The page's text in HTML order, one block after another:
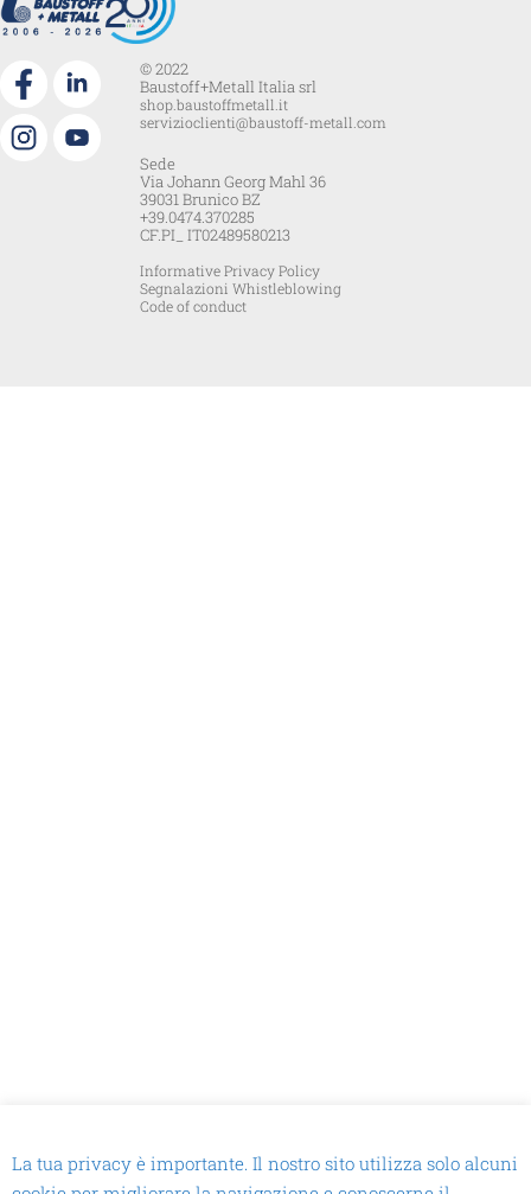
© 2022
Baustoff+Metall Italia srl
shop.baustoffmetall.it
servizioclienti@baustoff-metall.com
Sede
Via Johann Georg Mahl 36
39031 Brunico BZ
+39.0474.370285
CF.PI_ IT02489580213
Informative Privacy Policy
Segnalazioni Whistleblowing
Code of conduct
La tua privacy è importante. Il nostro sito utilizza solo alcuni